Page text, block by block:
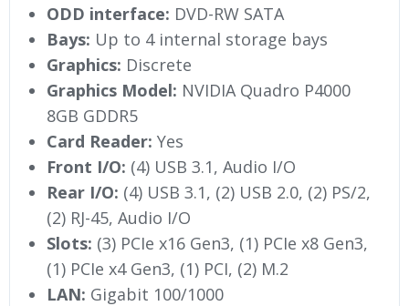
ODD interface: DVD-RW SATA
Bays: Up to 4 internal storage bays
Graphics: Discrete
Graphics Model: NVIDIA Quadro P4000
8GB GDDR5
Card Reader: Yes
Front I/O: (4) USB 3.1, Audio I/O
Rear I/O: (4) USB 3.1, (2) USB 2.0, (2) PS/2,
(2) RJ-45, Audio I/O
Slots: (3) PCIe x16 Gen3, (1) PCIe x8 Gen3,
(1) PCIe x4 Gen3, (1) PCI, (2) M.2
LAN: Gigabit 100/1000